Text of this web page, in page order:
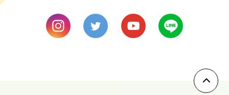
thu
11